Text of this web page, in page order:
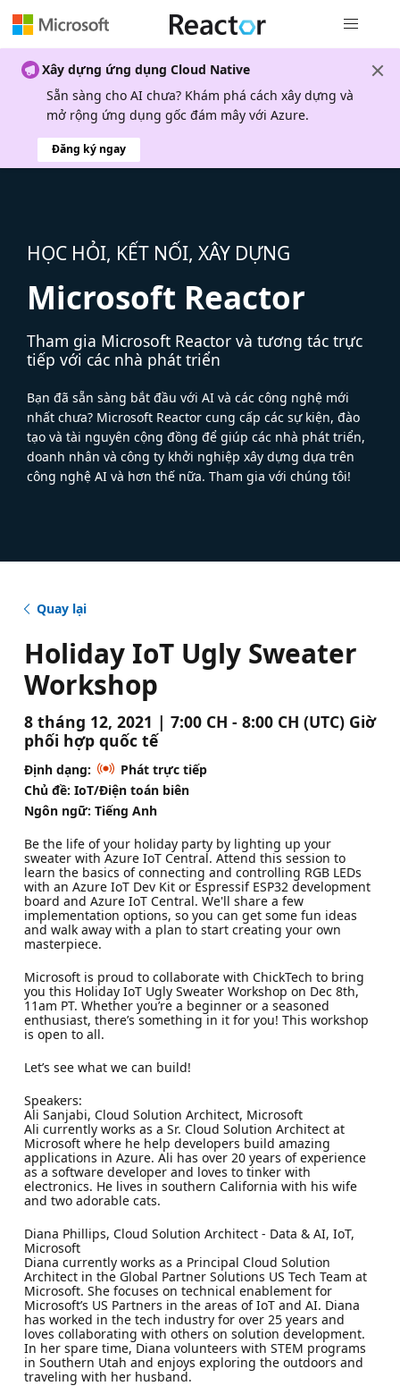
Xây dựng ứng dụng Cloud Native
Sẵn sàng cho AI chưa? Khám phá cách xây dựng và
mở rộng ứng dụng gốc đám mây với Azure.
Đăng ký ngay
HỌC HỎI, KẾT NỐI, XÂY DỰNG
Microsoft Reactor
Tham gia Microsoft Reactor và tương tác trực
tiếp với các nhà phát triển
Bạn đã sẵn sàng bắt đầu với AI và các công nghệ mới
nhất chưa? Microsoft Reactor cung cấp các sự kiện, đào
tạo và tài nguyên cộng đồng để giúp các nhà phát triển,
doanh nhân và công ty khởi nghiệp xây dựng dựa trên
công nghệ AI và hơn thế nữa. Tham gia với chúng tôi!
Quay lại
Holiday IoT Ugly Sweater
Workshop
8 tháng 12, 2021 | 7:00 CH - 8:00 CH (UTC) Giờ
phối hợp quốc tế
Định dạng:
Phát trực tiếp
Chủ đề: IoT/Điện toán biên
Ngôn ngữ: Tiếng Anh
Be the life of your holiday party by lighting up your
sweater with Azure IoT Central. Attend this session to
learn the basics of connecting and controlling RGB LEDs
with an Azure IoT Dev Kit or Espressif ESP32 development
board and Azure IoT Central. We'll share a few
implementation options, so you can get some fun ideas
and walk away with a plan to start creating your own
masterpiece.
Microsoft is proud to collaborate with ChickTech to bring
you this Holiday IoT Ugly Sweater Workshop on Dec 8th,
11am PT. Whether you’re a beginner or a seasoned
enthusiast, there’s something in it for you! This workshop
is open to all.
Let’s see what we can build!
Speakers:
Ali Sanjabi, Cloud Solution Architect, Microsoft
Ali currently works as a Sr. Cloud Solution Architect at
Microsoft where he help developers build amazing
applications in Azure. Ali has over 20 years of experience
as a software developer and loves to tinker with
electronics. He lives in southern California with his wife
and two adorable cats.
Diana Phillips, Cloud Solution Architect - Data & AI, IoT,
Microsoft
Diana currently works as a Principal Cloud Solution
Architect in the Global Partner Solutions US Tech Team at
Microsoft. She focuses on technical enablement for
Microsoft’s US Partners in the areas of IoT and AI. Diana
has worked in the tech industry for over 25 years and
loves collaborating with others on solution development.
In her spare time, Diana volunteers with STEM programs
in Southern Utah and enjoys exploring the outdoors and
traveling with her husband.